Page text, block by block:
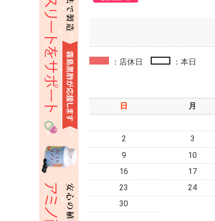
：店休日 ：本日
日
月
2
3
9
10
16
17
23
24
30